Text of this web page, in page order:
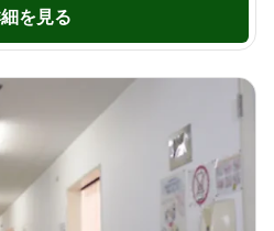
を見る